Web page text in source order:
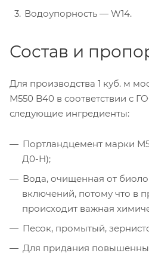
Водоупорность — W14.
Состав и
Для производства 1 куб. м
М550 B40 в соответствии с
следующие ингредиенты:
Портландцемент марки
Д0-Н);
Вода, очищенная от
включений, потому что в
происходит важная
Песок, промытый,
Для придания